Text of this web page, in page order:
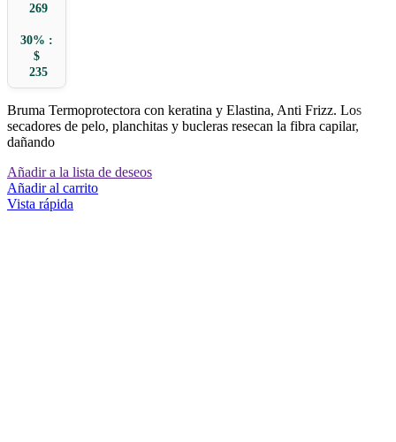
269
30% :
$
235
Bruma Termoprotectora con keratina y Elastina, Anti Frizz. Los
secadores de pelo, planchitas y bucleras resecan la fibra capilar,
dañando
Añadir a la lista de deseos
Añadir al carrito
Vista rápida